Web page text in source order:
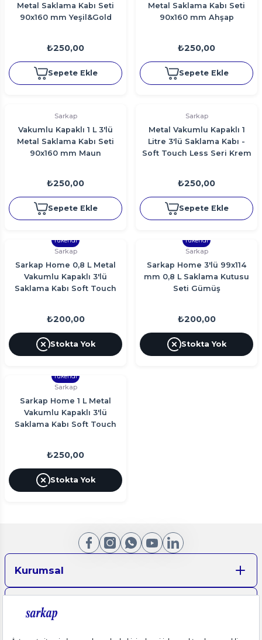
Metal Saklama Kabı Seti
90x160 mm Yeşil&Gold
₺250,00
Sepete Ekle
Metal Saklama Kabı Seti
90x160 mm Ahşap
₺250,00
Sepete Ekle
Sarkap
Vakumlu Kapaklı 1 L 3'lü
Metal Saklama Kabı Seti
90x160 mm Maun
₺250,00
Sepete Ekle
Sarkap
Metal Vakumlu Kapaklı 1
Litre 3'lü Saklama Kabı -
Soft Touch Less Seri Krem
₺250,00
Sepete Ekle
Tükendi
Sarkap
Sarkap Home 0,8 L Metal
Vakumlu Kapaklı 3'lü
Saklama Kabı Soft Touch
₺200,00
Stokta Yok
Tükendi
Sarkap
Sarkap Home 3'lü 99x114
mm 0,8 L Saklama Kutusu
Seti Gümüş
₺200,00
Stokta Yok
Tükendi
Sarkap
Sarkap Home 1 L Metal
Vakumlu Kapaklı 3'lü
Saklama Kabı Soft Touch
₺250,00
Stokta Yok
Kurumsal
Aydınlatma Metinleri